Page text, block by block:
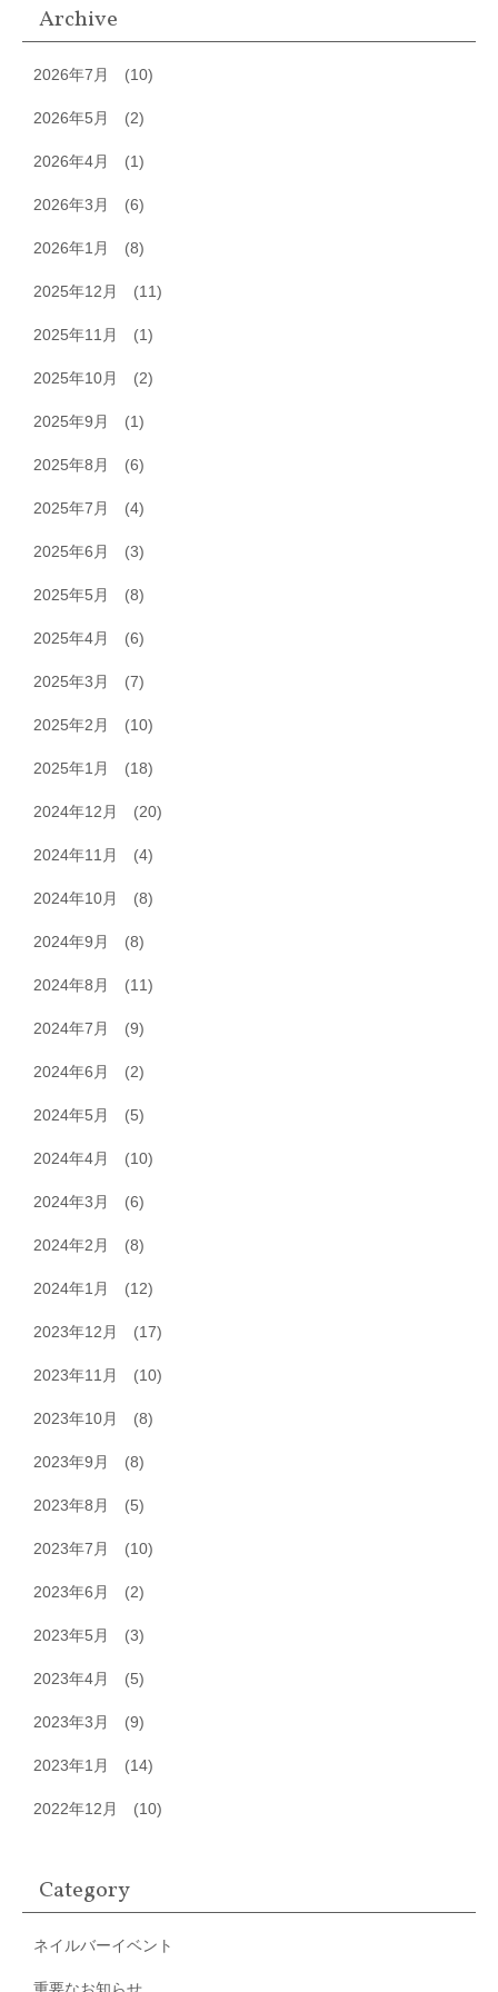
Archive
2026年7月 (10)
2026年5月 (2)
2026年4月 (1)
2026年3月 (6)
2026年1月 (8)
2025年12月 (11)
2025年11月 (1)
2025年10月 (2)
2025年9月 (1)
2025年8月 (6)
2025年7月 (4)
2025年6月 (3)
2025年5月 (8)
2025年4月 (6)
2025年3月 (7)
2025年2月 (10)
2025年1月 (18)
2024年12月 (20)
2024年11月 (4)
2024年10月 (8)
2024年9月 (8)
2024年8月 (11)
2024年7月 (9)
2024年6月 (2)
2024年5月 (5)
2024年4月 (10)
2024年3月 (6)
2024年2月 (8)
2024年1月 (12)
2023年12月 (17)
2023年11月 (10)
2023年10月 (8)
2023年9月 (8)
2023年8月 (5)
2023年7月 (10)
2023年6月 (2)
2023年5月 (3)
2023年4月 (5)
2023年3月 (9)
2023年1月 (14)
2022年12月 (10)
Category
ネイルバーイベント
重要なお知らせ